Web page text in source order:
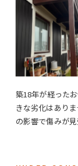
築18年が経った
きな劣化はあり
の影響で傷みが見